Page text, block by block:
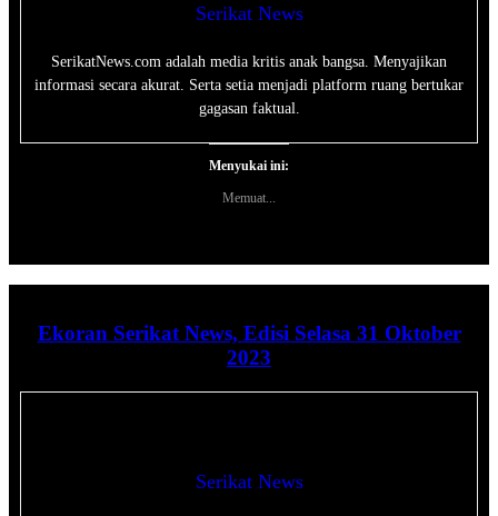
Serikat News
SerikatNews.com adalah media kritis anak bangsa. Menyajikan
informasi secara akurat. Serta setia menjadi platform ruang bertukar
gagasan faktual.
Menyukai ini:
Memuat...
Ekoran Serikat News, Edisi Selasa 31 Oktober
2023
Serikat News